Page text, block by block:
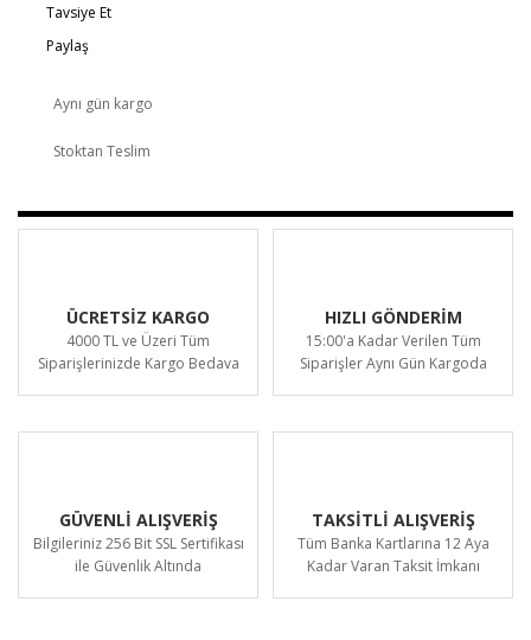
Tavsiye Et
Paylaş
Aynı gün kargo
Stoktan Teslim
ÜCRETSİZ KARGO
4000 TL ve Üzeri Tüm
Siparişlerinizde Kargo Bedava
HIZLI GÖNDERİM
15:00'a Kadar Verilen Tüm
Siparişler Aynı Gün Kargoda
GÜVENLİ ALIŞVERİŞ
Bilgileriniz 256 Bit SSL Sertifikası
ile Güvenlik Altında
TAKSİTLİ ALIŞVERİŞ
Tüm Banka Kartlarına 12 Aya
Kadar Varan Taksit İmkanı